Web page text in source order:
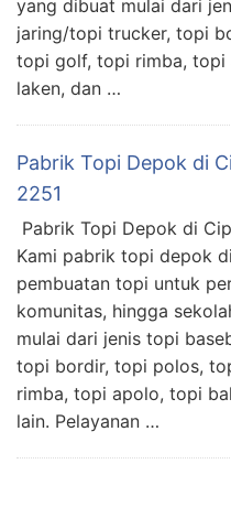
yang dibuat mulai dari
jaring/topi trucker, topi
topi golf, topi rimba,
laken, dan …
Pabrik Topi Depok di
2251
Pabrik Topi Depok di
Kami pabrik topi depok
pembuatan topi untuk
komunitas, hingga
mulai dari jenis topi
topi bordir, topi polos,
rimba, topi apolo, topi
lain. Pelayanan …